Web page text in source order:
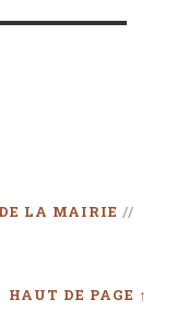
LA MAIRIE //
HAUT DE PAGE ↑